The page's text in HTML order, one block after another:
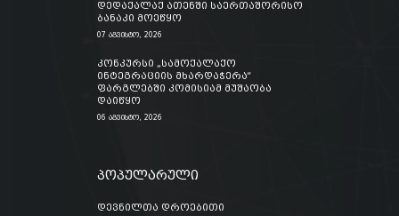
დედაქალაქ ათენში საერთაშორისო
ბანაკი მოეწყო
07 აგვისტო, 2026
კონკურსი „სამოქალაქო
ინტეგრაციის მხარდაჭერა“
ფარგლებში კომისიამ მუშაობა
დაიწყო
06 აგვისტო, 2026
პოპულარული
დევნილთა დროებითი